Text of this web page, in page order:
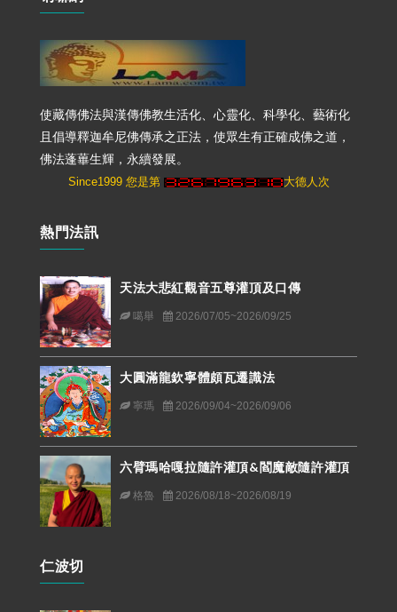
使藏傳佛法與漢傳佛教生活化、心靈化、科學化、藝術化
且倡導釋迦牟尼佛傳承之正法，使眾生有正確成佛之道，
佛法蓬蓽生輝，永續發展。
Since1999 您是第 大德人次
熱門法訊
天法大悲紅觀音五尊灌頂及口傳
噶舉 2026/07/05~2026/09/25
大圓滿龍欽寧體頗瓦遷識法
寧瑪 2026/09/04~2026/09/06
六臂瑪哈嘎拉隨許灌頂&閻魔敵隨許灌頂
格魯 2026/08/18~2026/08/19
仁波切